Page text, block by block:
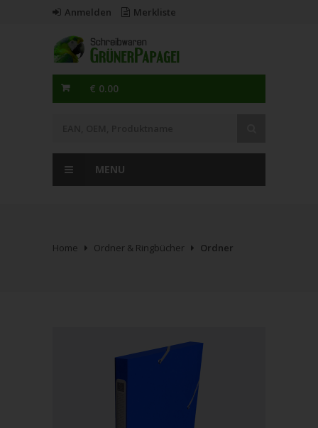
Anmelden Merkliste
€ 0.00
MENU
Home Ordner & Ringbücher Ordner